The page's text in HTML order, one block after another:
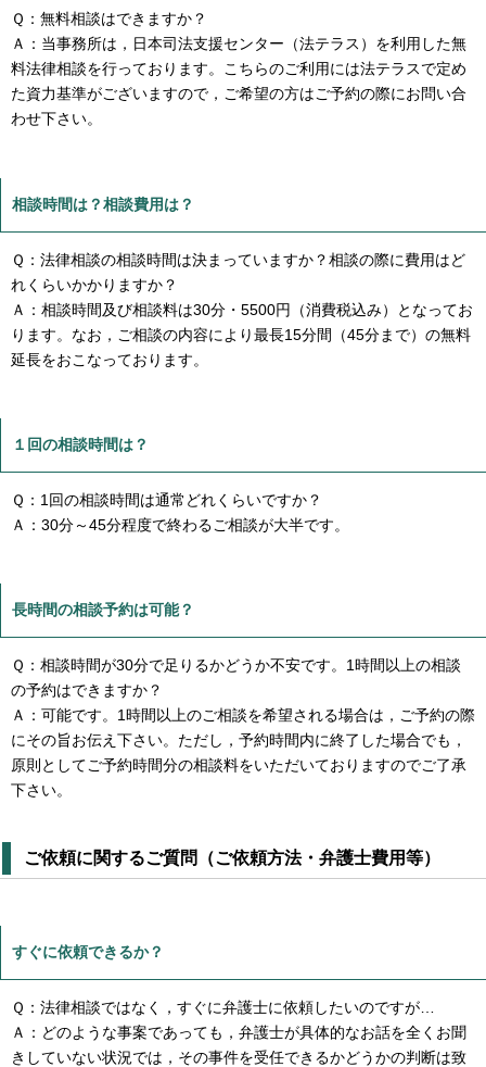
Ｑ：無料相談はできますか？
Ａ：当事務所は，日本司法支援センター（法テラス）を利用した無
料法律相談を行っております。こちらのご利用には法テラスで定め
た資力基準がございますので，ご希望の方はご予約の際にお問い合
わせ下さい。
相談時間は？相談費用は？
Ｑ：法律相談の相談時間は決まっていますか？相談の際に費用はど
れくらいかかりますか？
Ａ：相談時間及び相談料は30分・5500円（消費税込み）となってお
ります。なお，ご相談の内容により最長15分間（45分まで）の無料
延長をおこなっております。
１回の相談時間は？
Ｑ：1回の相談時間は通常どれくらいですか？
Ａ：30分～45分程度で終わるご相談が大半です。
長時間の相談予約は可能？
Ｑ：相談時間が30分で足りるかどうか不安です。1時間以上の相談
の予約はできますか？
Ａ：可能です。1時間以上のご相談を希望される場合は，ご予約の際
にその旨お伝え下さい。ただし，予約時間内に終了した場合でも，
原則としてご予約時間分の相談料をいただいておりますのでご了承
下さい。
ご依頼に関するご質問（ご依頼方法・弁護士費用等）
すぐに依頼できるか？
Ｑ：法律相談ではなく，すぐに弁護士に依頼したいのですが…
Ａ：どのような事案であっても，弁護士が具体的なお話を全くお聞
きしていない状況では，その事件を受任できるかどうかの判断は致